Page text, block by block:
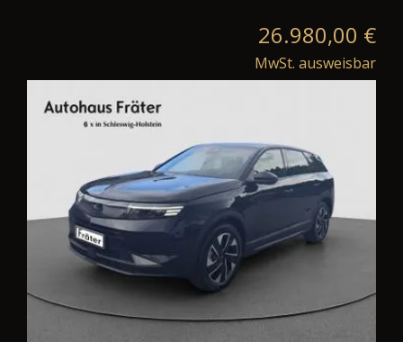
26.980,00 €
MwSt. ausweisbar